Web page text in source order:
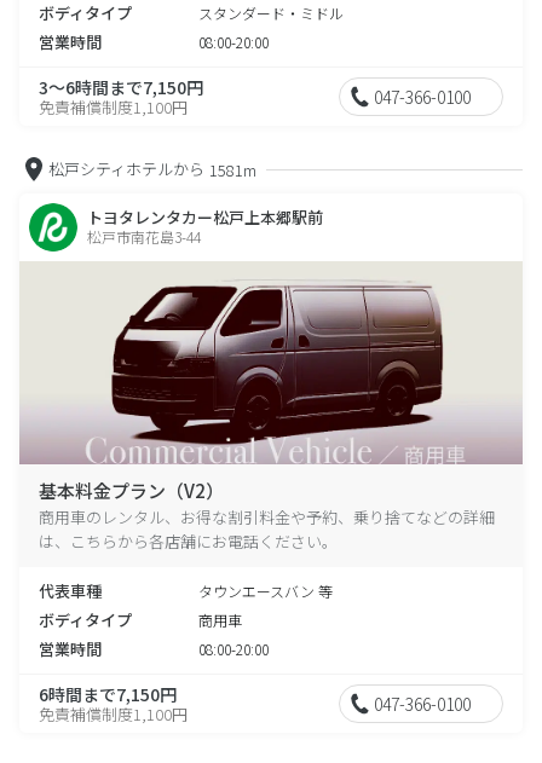
ボディタイプ スタンダード・ミドル
営業時間 08:00-20:00
3～6時間まで7,150円
免責補償制度1,100円 047-366-0100
松戸シティホテルから 1581m
トヨタレンタカー松戸上本郷駅前
松戸市南花島3-44
基本料金プラン（V2）
商用車のレンタル、お得な割引料金や予約、乗り捨てなどの詳細
は、こちらから各店舗にお電話ください。
代表車種 タウンエースバン 等
ボディタイプ 商用車
営業時間 08:00-20:00
6時間まで7,150円
免責補償制度1,100円 047-366-0100